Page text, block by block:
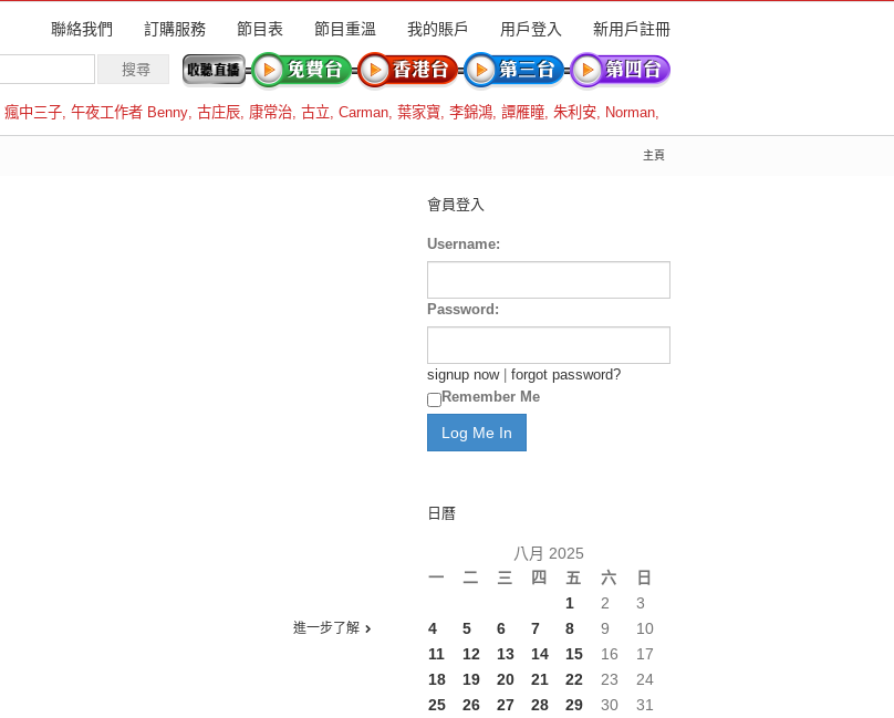
聯絡我們 訂購服務 節目表 節目重溫 我的賬戶 用戶登入 新用戶註冊
瘋中三子, 午夜工作者 Benny, 古庄辰, 康常治, 古立, Carman, 葉家寶, 李錦鴻, 譚雁瞳, 朱利安, Norman,
主頁
進一步了解
會員登入
Username:
Password:
signup now| forgot password?
Remember Me
日曆
八月 2025
一
二 三 四 五 六 日
1 2
3
4
5 6 7 8 9
10
11
12 13 14 15 16
17
18
19 20 21 22 23
24
25
26 27 28 29 30 31